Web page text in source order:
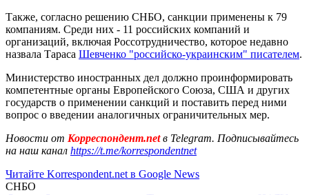
Также, согласно решению СНБО, санкции применены к 79
компаниям. Среди них - 11 российских компаний и
организаций, включая Россотрудничество, которое недавно
назвала Тараса Шевченко "российско-украинским" писателем.
Министерство иностранных дел должно проинформировать
компетентные органы Европейского Союза, США и других
государств о применении санкций и поставить перед ними
вопрос о введении аналогичных ограничительных мер.
Новости от Корреспондент.netв Telegram. Подписывайтесь
на наш канал https://t.me/korrespondentnet
Читайте Korrespondent.net в Google News
СНБО